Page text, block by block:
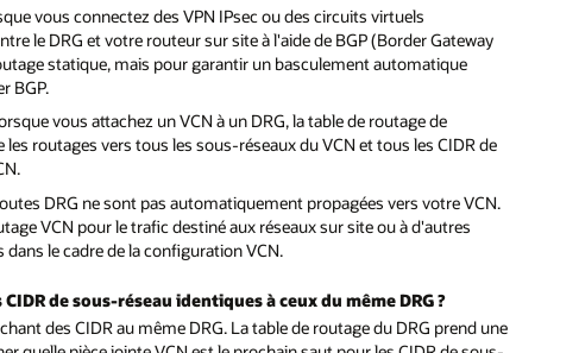
vous connectez des VPN IPsec ou des circuits virtuels
le DRG et votre routeur sur site à l'aide de BGP (Border Gateway
statique, mais pour garantir un basculement automatique
BGP.
vous attachez un VCN à un DRG, la table de routage de
routages vers tous les sous-réseaux du VCN et tous les CIDR de
DRG ne sont pas automatiquement propagées vers votre VCN.
VCN pour le trafic destiné aux réseaux sur site ou à d'autres
le cadre de la configuration VCN.
de sous-réseau identiques à ceux du même DRG ?
des CIDR au même DRG. La table de routage du DRG prend une